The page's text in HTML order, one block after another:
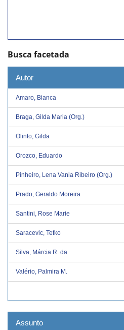
Busca facetada
Autor
Amaro, Bianca
Braga, Gilda Maria (Org.)
Olinto, Gilda
Orozco, Eduardo
Pinheiro, Lena Vania Ribeiro (Org.)
Prado, Geraldo Moreira
Santini, Rose Marie
Saracevic, Tefko
Silva, Márcia R. da
Valério, Palmira M.
Assunto